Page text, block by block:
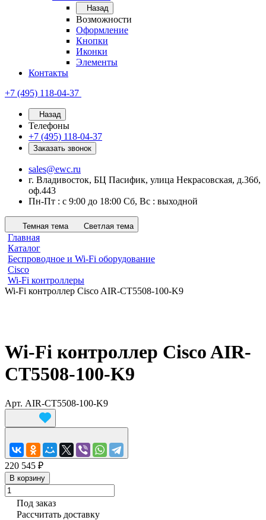
Назад
Возможности
Оформление
Кнопки
Иконки
Элементы
Контакты
+7 (495) 118-04-37
Назад
Телефоны
+7 (495) 118-04-37
Заказать звонок
sales@ewc.ru
г. Владивосток, БЦ Пасифик, улица Некрасовская, д.36б,
оф.443
Пн-Пт : с 9:00 до 18:00 Сб, Вс : выходной
Темная тема Светлая тема
Главная
Каталог
Беспроводное и Wi-Fi оборудование
Cisco
Wi-Fi контроллеры
Wi-Fi контроллер Cisco AIR-CT5508-100-K9
Wi-Fi контроллер Cisco AIR-
CT5508-100-K9
Арт. AIR-CT5508-100-K9
220 545 ₽
В корзину
Под заказ
Рассчитать доставку